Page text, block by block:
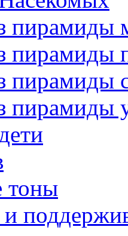
пирамиды
пирамиды
пирамиды
пирамиды
тоны